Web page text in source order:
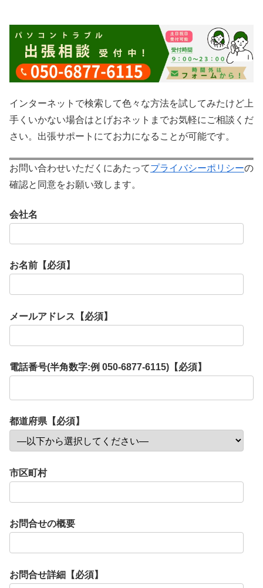
インターネットで検索して色々な方法を試してみたけど上
手くいかない場合はとげおネットまでお気軽にご相談くだ
さい。出張サポートにてお力になることが可能です。
お問い合わせいただくにあたってプライバシーポリシーの
確認と同意をお願い致します。
会社名
お名前【必須】
メールアドレス【必須】
電話番号(半角数字:例 050-6877-6115)【必須】
都道府県【必須】
市区町村
お問合せの概要
お問合せ詳細【必須】